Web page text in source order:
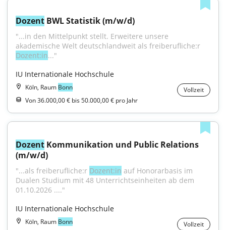
Dozent BWL Statistik (m/w/d)
"...in den Mittelpunkt stellt. Erweitere unsere
Dozent:in..."
IU Internationale Hochschule
Köln, Raum Bonn
Vollzeit
Von 36.000,00 € bis 50.000,00 € pro Jahr
Dozent Kommunikation und Public Relations
(m/w/d)
"...als freiberufliche:r Dozent:in auf Honorarbasis im
Dualen Studium mit 48 Unterrichtseinheiten ab dem
01.10.2026 ...."
IU Internationale Hochschule
Köln, Raum Bonn
Vollzeit